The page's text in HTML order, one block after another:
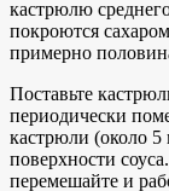
кастрюлю
покроются
примерно
Поставьте
периодически
кастрюли (около
поверхности
перемешайте и